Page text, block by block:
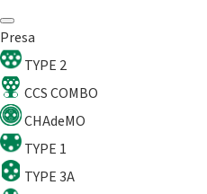
Presa
TYPE 2
CCS COMBO
CHAdeMO
TYPE 1
TYPE 3A